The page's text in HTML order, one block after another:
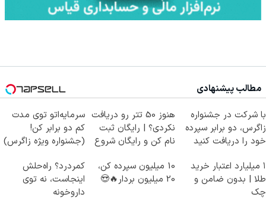
مطالب پیشنهادی
با شرکت در جشنواره
زاگرس، دو برابر سپرده
خود را دریافت کنید
هنوز 50 تتر رو دریافت
نکردی؟ | رایگان ثبت
نام کن و رایگان شروع
سرمایه‌اتو توی مدت
کم دو برابر کن!
(جشنواره ویژه زاگرس)
۱ میلیارد اعتبار خرید
طلا | بدون ضامن و
چک
10 میلیون سپرده کن،
20 میلیون بردار🔥😍
کمردرد؟ راه‌حلش
اینجاست، نه توی
داروخونه